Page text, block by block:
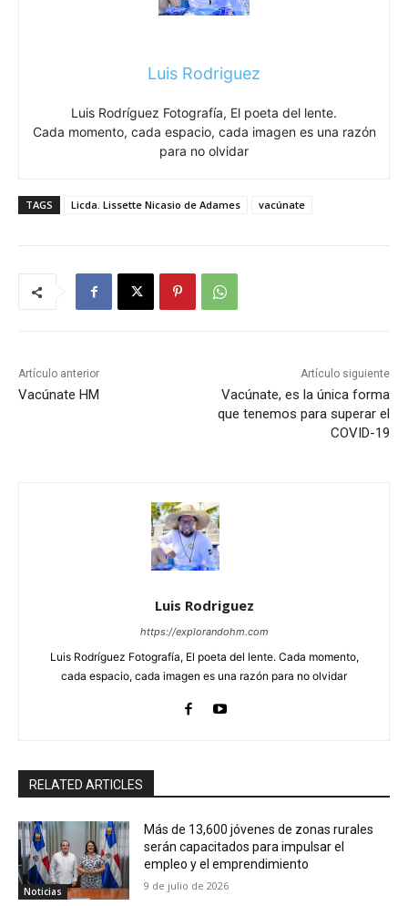
Luis Rodriguez
Luis Rodríguez Fotografía, El poeta del lente.
Cada momento, cada espacio, cada imagen es una razón
para no olvidar
TAGS Licda. Lissette Nicasio de Adames vacúnate
Artículo anterior
Vacúnate HM
Artículo siguiente
Vacúnate, es la única forma
que tenemos para superar el
COVID-19
Luis Rodriguez
https://explorandohm.com
Luis Rodríguez Fotografía, El poeta del lente. Cada momento,
cada espacio, cada imagen es una razón para no olvidar
RELATED ARTICLES
Noticias
Más de 13,600 jóvenes de zonas rurales
serán capacitados para impulsar el
empleo y el emprendimiento
9 de julio de 2026